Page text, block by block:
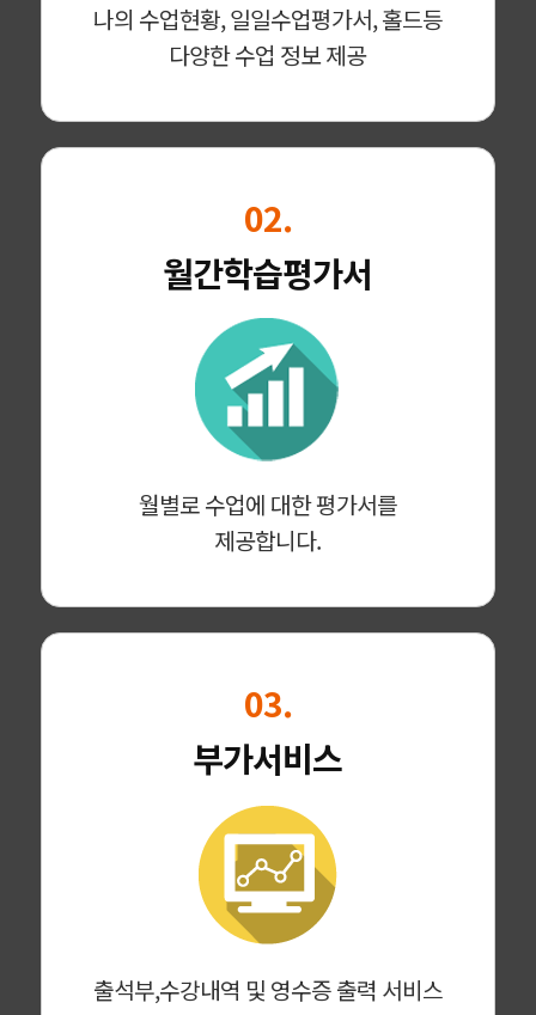
나의 수업현황, 일일수업평가서, 홀드등
다양한 수업 정보 제공
02.
월간학습평가서
월별로 수업에 대한 평가서를
제공합니다.
03.
부가서비스
출석부,수강내역 및 영수증 출력 서비스